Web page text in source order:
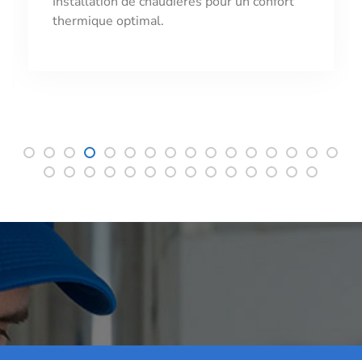
Installation de chaudières électriques pour